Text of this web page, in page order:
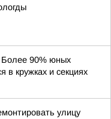
Более 90% юных
в кружках и секциях
улицу